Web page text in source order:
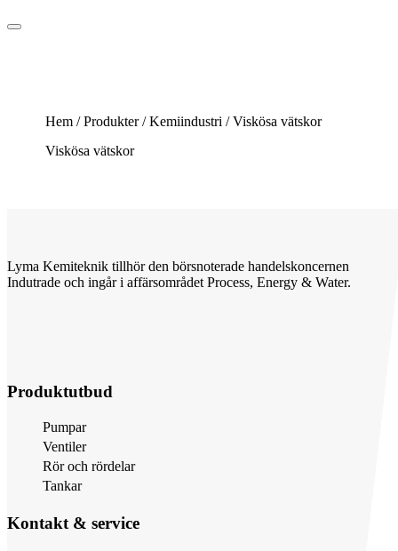
Hem /Produkter/Kemiindustri /Viskösa vätskor
Viskösa vätskor
Lyma Kemiteknik tillhör den börsnoterade handelskoncernen
Indutrade och ingår i affärsområdet Process, Energy & Water.
Produktutbud
Pumpar
Ventiler
Rör och rördelar
Tankar
Kontakt & service